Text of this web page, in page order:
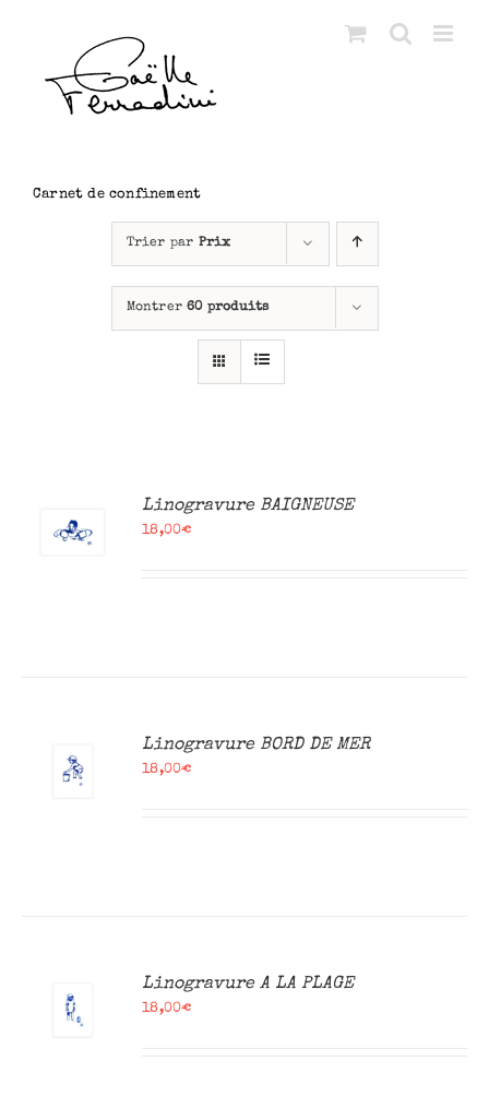
Carnet de confinement
Trier par Prix
Montrer60 produits
Linogravure BAIGNEUSE
18,00€
Linogravure BORD DE MER
18,00€
Linogravure A LA PLAGE
18,00€